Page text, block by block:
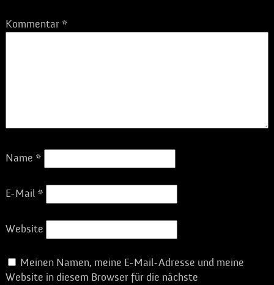
Kommentar *
Name *
E-Mail *
Website
Meinen Namen, meine E-Mail-Adresse und meine
Website in diesem Browser für die nächste